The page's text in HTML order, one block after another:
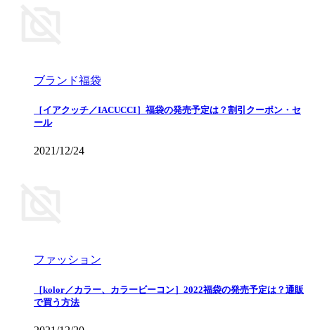
ブランド福袋
［イアクッチ／IACUCCI］福袋の発売予定は？割引クーポン・セ
ール
2021/12/24
ファッション
［kolor／カラー、カラービーコン］2022福袋の発売予定は？通販
で買う方法